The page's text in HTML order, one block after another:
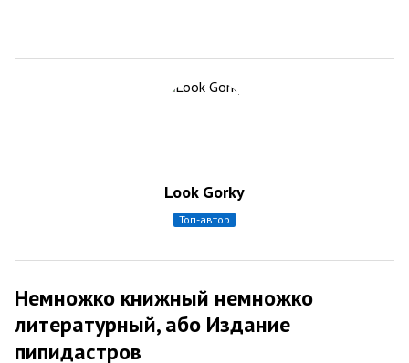
Look Gorky
топ-автор
Немножко книжный немножко
литературный, або Издание
пипидастров